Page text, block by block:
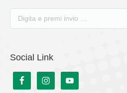
Social Link